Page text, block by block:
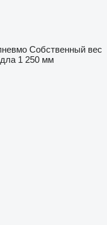
Собственный вес
1 250 мм